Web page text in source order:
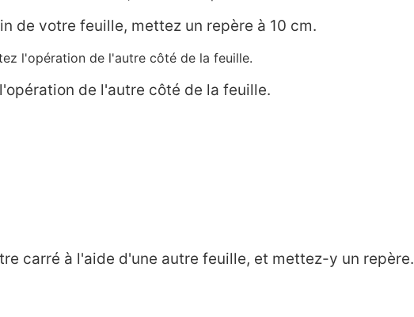
de votre feuille, mettez un repère à 10 cm.
de l'autre côté de la feuille.
carré à l'aide d'une autre feuille, et mettez-y un repère.